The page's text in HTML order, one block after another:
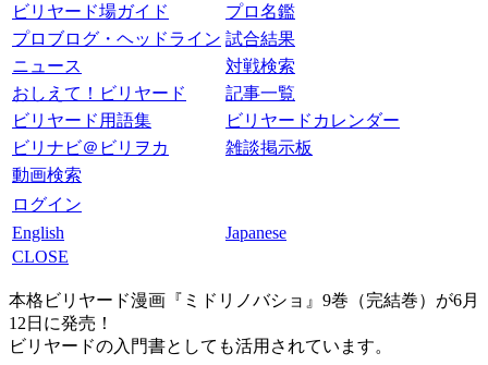
ビリヤード場ガイド
プロ名鑑
プロブログ・ヘッドライン 試合結果
ニュース
対戦検索
おしえて！ビリヤード
記事一覧
ビリヤード用語集
ビリヤードカレンダー
ビリナビ＠ビリヲカ
雑談掲示板
動画検索
ログイン
English
Japanese
CLOSE
本格ビリヤード漫画『ミドリノバショ』9巻（完結巻）が6月
12日に発売！
ビリヤードの入門書としても活用されています。